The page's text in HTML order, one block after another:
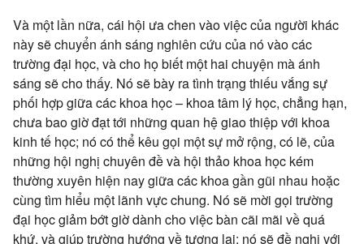
Và một lần nữa, cái hội ưa chen vào việc của người khác
này sẽ chuyển ánh sáng nghiên cứu của nó vào các
trường đại học, và cho họ biết một hai chuyện mà ánh
sáng sẽ cho thấy. Nó sẽ bày ra tình trạng thiếu vắng sự
phối hợp giữa các khoa học – khoa tâm lý học, chẳng hạn,
chưa bao giờ đạt tới những quan hệ giao thiệp với khoa
kinh tế học; nó có thể kêu gọi một sự mở rộng, có lẽ, của
những hội nghị chuyên đề và hội thảo khoa học kém
thường xuyên hiện nay giữa các khoa gần gũi nhau hoặc
cùng tìm hiểu một lãnh vực chung. Nó sẽ mời gọi trường
đại học giảm bớt giờ dành cho việc bàn cãi mãi về quá
khứ, và giúp trường hướng về tương lai; nó sẽ đề nghị với